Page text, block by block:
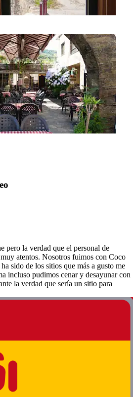
pero la verdad que el personal de
atentos. Nosotros fuimos con Coco
sido de los sitios que más a gusto me
incluso pudimos cenar y desayunar con
la verdad que sería un sitio para